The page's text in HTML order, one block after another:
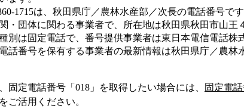
1715は、 秋田県庁／農林水産部／次長の電話番号で
・団体に関わる事業者で、所在地は秋田県秋田市山王
別は固定電話で、番号提供事業者は東日本電信電話株
話番号を保有する事業者の最新情報は秋田県庁／農林
固定電話番号「 018 」を取得したい場合には、
固定電
をご活用ください。